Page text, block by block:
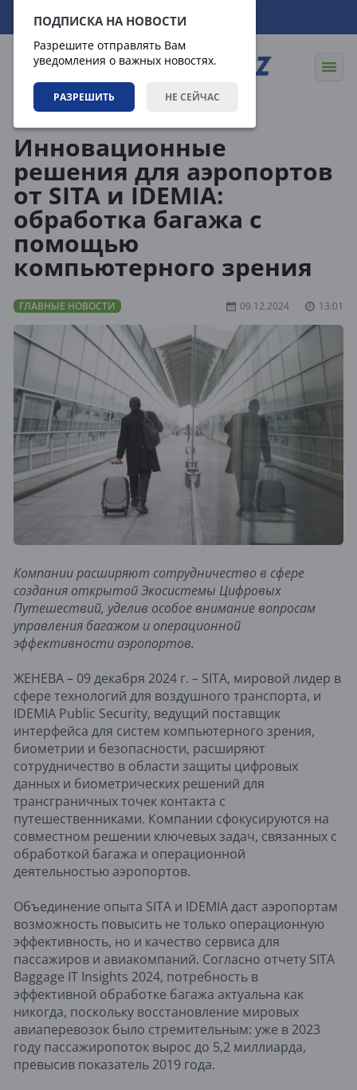
ПОДПИСКА НА НОВОСТИ
Разрешите отправлять Вам
уведомления о важных новостях.
РАЗРЕШИТЬ НЕ СЕЙЧАС
09.08.2026 08:40:57
Инновационные
решения для аэропортов
от SITA и IDEMIA:
обработка багажа с
помощью
компьютерного зрения
ГЛАВНЫЕ НОВОСТИ 09.12.2024 13:01
Компании расширяют сотрудничество в сфере
создания открытой Экосистемы Цифровых
Путешествий, уделив особое внимание вопросам
управления багажом и операционной
эффективности аэропортов.
ЖЕНЕВА – 09 декабря 2024 г. – SITA, мировой лидер в
сфере технологий для воздушного транспорта, и
IDEMIA Public Security, ведущий поставщик
интерфейса для систем компьютерного зрения,
биометрии и безопасности, расширяют
сотрудничество в области защиты цифровых
данных и биометрических решений для
трансграничных точек контакта с
путешественниками. Компании сфокусируются на
совместном решении ключевых задач, связанных с
обработкой багажа и операционной
деятельностью аэропортов.
Объединение опыта SITA и IDEMIA даст аэропортам
возможность повысить не только операционную
эффективность, но и качество сервиса для
пассажиров и авиакомпаний. Согласно отчету SITA
Baggage IT Insights 2024, потребность в
эффективной обработке багажа актуальна как
никогда, поскольку восстановление мировых
авиаперевозок было стремительным: уже в 2023
году пассажиропоток вырос до 5,2 миллиарда,
превысив показатель 2019 года.